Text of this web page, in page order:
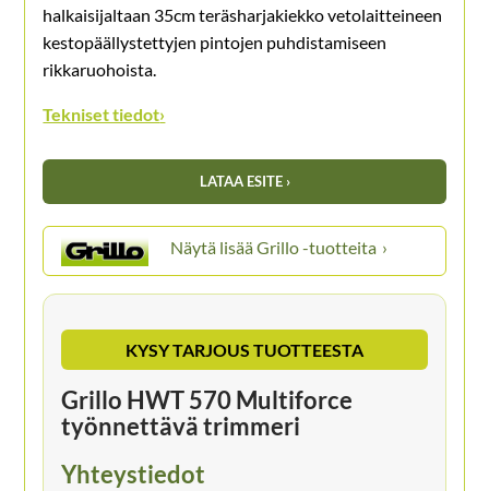
halkaisijaltaan 35cm teräsharjakiekko vetolaitteineen
kestopäällystettyjen pintojen puhdistamiseen
rikkaruohoista.
Tekniset tiedot›
LATAA ESITE ›
Grillo -tuotteita
KYSY TARJOUS TUOTTEESTA
Grillo HWT 570 Multiforce
työnnettävä trimmeri
Yhteystiedot